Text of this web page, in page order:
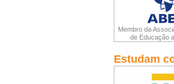
Membro da
de Educação
Estudam